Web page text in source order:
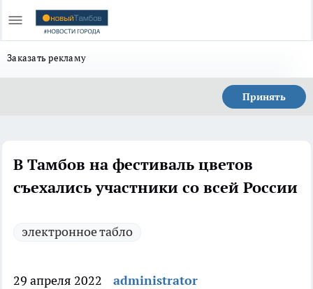
Заказать рекламу
Принять
В Тамбов на фестиваль цветов
съехались участники со всей России
электронное табло
29 апреля 2022 administrator